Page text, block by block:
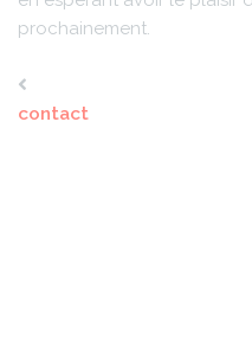
prochainement.
contact